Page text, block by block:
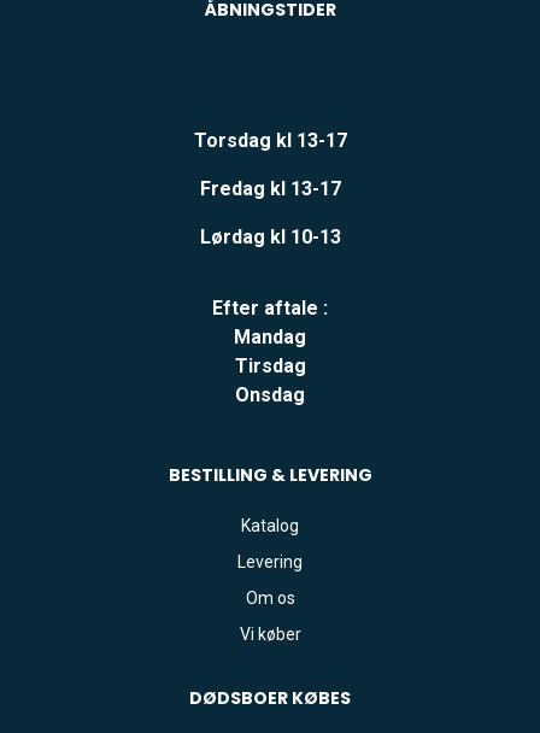
ÅBNINGSTIDER
Torsdag kl 13-17
Fredag kl 13-17
Lørdag kl 10-13
Efter aftale :
Mandag
Tirsdag
Onsdag
BESTILLING & LEVERING
Katalog
Levering
Om os
Vi køber
DØDSBOER KØBES